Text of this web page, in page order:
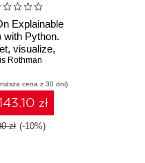
Explainable
with Python.
visualize,
and integrate
trustworthy
apps
Rothman
cena z 30 dni)
zł
zł (-10%)